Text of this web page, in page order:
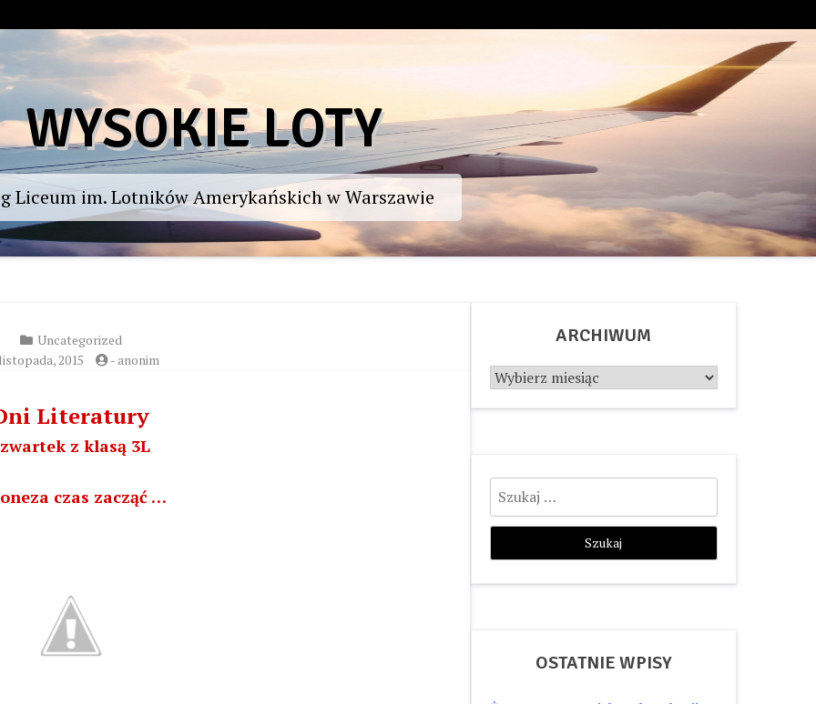
WYSOKIE LOTY
Liceum im. Lotników Amerykańskich w Warszawie
Uncategorized
2015
-anonim
Literatury
z klasą 3L
czas zacząć …
ARCHIWUM
Archiwum
Szukaj:
OSTATNIE WPISY